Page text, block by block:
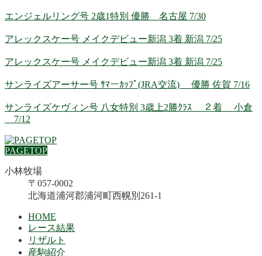
エンジェルリング号 2歳1特別 優勝 名古屋 7/30
アレックスケー号 メイクデビュー新潟 3着 新潟 7/25
アレックスケー号 メイクデビュー新潟 3着 新潟 7/25
サンライズアーサー号 ｻﾏーｶｯﾌﾟ(JRA交流) 優勝 佐賀 7/16
サンライズケヴィン号 八女特別 3歳上2勝ｸﾗｽ ２着 小倉
7/12
PAGETOP
小林牧場
〒057-0002
北海道浦河郡浦河町西幌別261-1
HOME
レース結果
リザルト
産駒紹介